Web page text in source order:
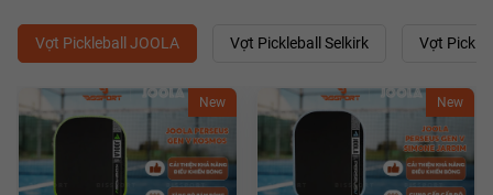
Giày cầu lông VICTOR mới ra mắt
Vợt Pickleball JOOLA Vợt Pickleball Selkirk Vợt
New New